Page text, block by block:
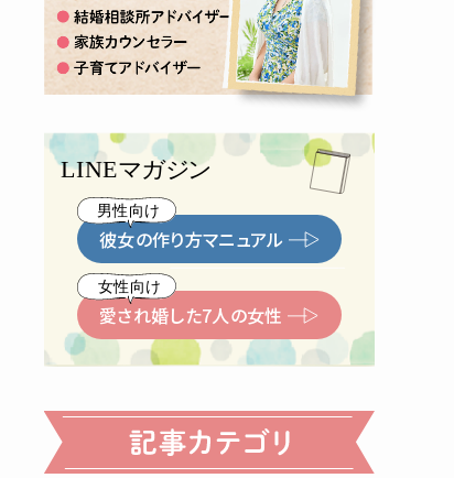
彼女の作り方マニュアル
愛され婚した7人の女性